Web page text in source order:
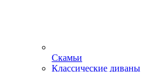
Скамьи
Классические диваны